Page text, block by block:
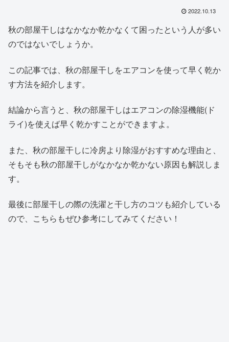
2022.10.13
秋の部屋干しはなかなか乾かなくて困ったという人が多い
のではないでしょうか。
この記事では、秋の部屋干しをエアコンを使って早く乾か
す方法を紹介します。
結論から言うと、秋の部屋干しはエアコンの除湿機能(ド
ライ)を使えば早く乾かすことができますよ。
また、秋の部屋干しに冷房より除湿がおすすめな理由と、
そもそも秋の部屋干しがなかなか乾かない原因も解説しま
す。
最後に部屋干しの際の洗濯と干し方のコツも紹介している
ので、こちらもぜひ参考にしてみてください！